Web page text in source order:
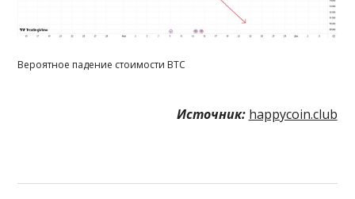
Вероятное падение стоимости BTC
Источник: happycoin.club